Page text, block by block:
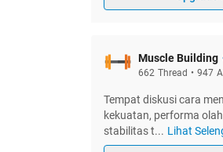
Muscle Building
662 Thread • 947
Tempat diskusi cara
kekuatan, performa
stabilitas t... Lihat